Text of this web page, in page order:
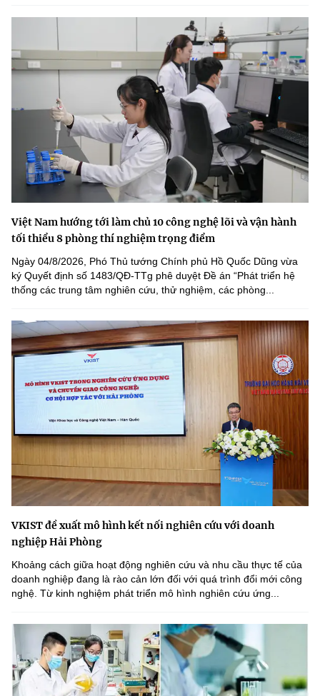
Việt Nam hướng tới làm chủ 10 công nghệ lõi và vận hành
tối thiểu 8 phòng thí nghiệm trọng điểm
Ngày 04/8/2026, Phó Thủ tướng Chính phủ Hồ Quốc Dũng vừa
ký Quyết định số 1483/QĐ-TTg phê duyệt Đề án “Phát triển hệ
thống các trung tâm nghiên cứu, thử nghiệm, các phòng...
VKIST đề xuất mô hình kết nối nghiên cứu với doanh
nghiệp Hải Phòng
Khoảng cách giữa hoạt động nghiên cứu và nhu cầu thực tế của
doanh nghiệp đang là rào cản lớn đối với quá trình đổi mới công
nghệ. Từ kinh nghiệm phát triển mô hình nghiên cứu ứng...